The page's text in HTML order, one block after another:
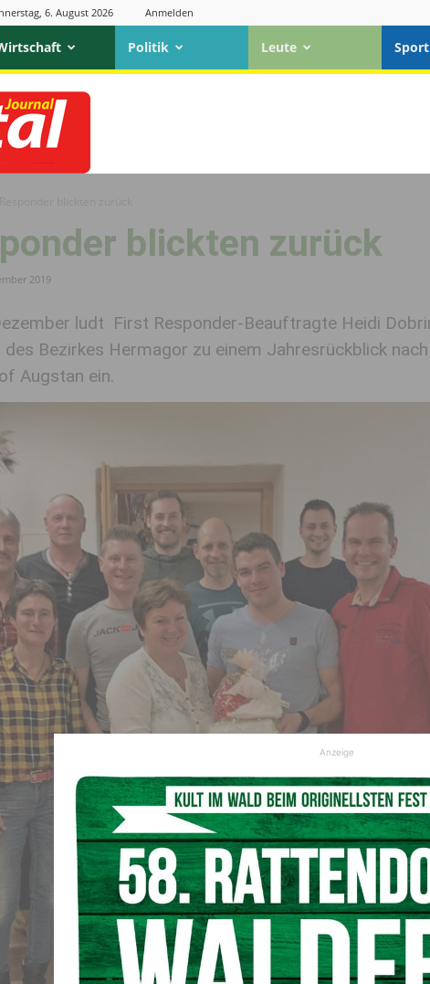
6. August 2026 Anmelden
Politik Leute Sport
blickten zurück
2019
ludt First Responder-Beauftragte Heidi
Bezirkes Hermagor zu einem Jahresrückblick nach
Augstan ein.
Anzeige